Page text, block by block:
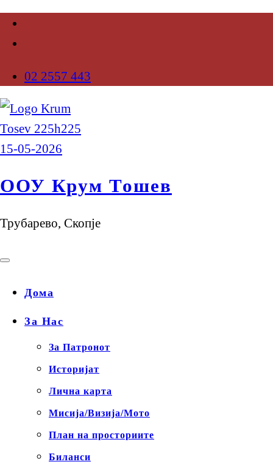
02 2557 443
ООУ Крум Тошев
Трубарево, Скопје
Дома
За Нас
За Патронот
Историјат
Лична карта
Мисија/Визија/Мото
План на просториите
Биланси